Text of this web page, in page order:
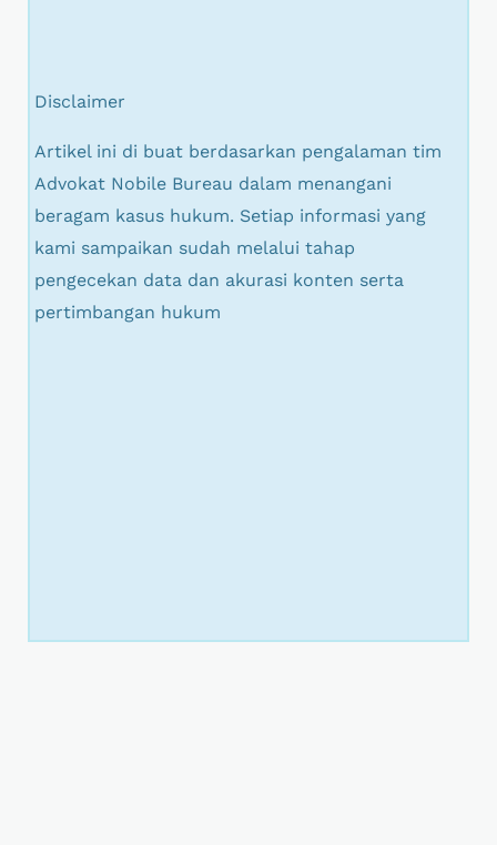
Disclaimer
Artikel ini di buat berdasarkan pengalaman tim
Advokat Nobile Bureau dalam menangani
beragam kasus hukum. Setiap informasi yang
kami sampaikan sudah melalui tahap
pengecekan data dan akurasi konten serta
pertimbangan hukum